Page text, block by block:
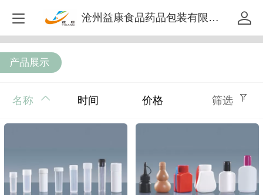
沧州益康食品药品包装有限公司
产品展示
名称 时间 价格 筛选